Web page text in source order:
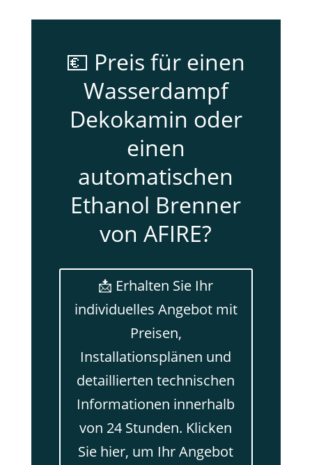
💶 Preis für einen
Wasserdampf
Dekokamin oder
einen
automatischen
Ethanol Brenner
von AFIRE?
📩 Erhalten Sie Ihr
individuelles Angebot mit
Preisen,
Installationsplänen und
detaillierten technischen
Informationen innerhalb
von 24 Stunden. Klicken
Sie hier, um Ihr Angebot